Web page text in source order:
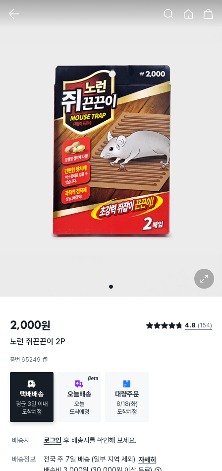
1
확대 보기
2,000원 별점 4.8점 4.8 (154)
노런 쥐끈끈이 2P
품번 65249
택배배송
평균 3일 이내
도착예정
BETA
오늘배송
오늘
도착예정
대량주문
8/18(화)
도착예정
배송지 로그인 후 배송지를 확인해 보세요.
배송정보 전국 주 7일 배송 (일부 지역 제외) 자세히